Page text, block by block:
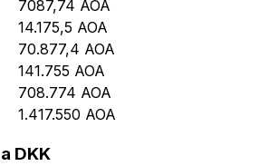
7087,74 AOA
14.175,5 AOA
70.877,4 AOA
141.755 AOA
708.774 AOA
1.417.550 AOA
DKK